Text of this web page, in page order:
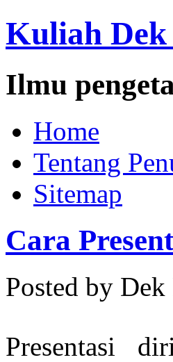
Kuliah
Ilmu
Home
Tentang
Sitemap
Cara
Posted by
Presentasi